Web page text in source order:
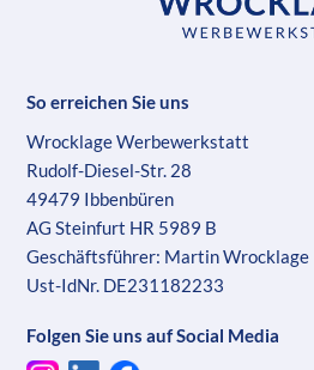
So erreichen Sie uns
Wrocklage Werbewerkstatt
Rudolf-Diesel-Str. 28
49479 Ibbenbüren
AG Steinfurt HR 5989 B
Geschäftsführer: Martin Wrocklage
Ust-IdNr. DE231182233
Folgen Sie uns auf Social Media